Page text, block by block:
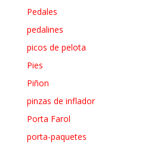
Pedales
pedalines
picos de pelota
Pies
Piñon
pinzas de inflador
Porta Farol
porta-paquetes